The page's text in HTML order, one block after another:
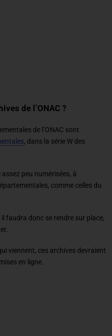
de l’ONAC ?
de l’ONAC sont
, dans la série W des
assez peu numérisées, à
comme celles du
faudra donc se rendre sur place,
viennent, ces archives devraient
en ligne.